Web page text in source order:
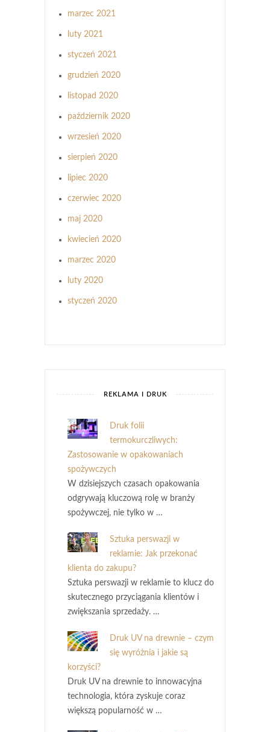
marzec 2021
luty 2021
styczeń 2021
grudzień 2020
listopad 2020
październik 2020
wrzesień 2020
sierpień 2020
lipiec 2020
czerwiec 2020
maj 2020
kwiecień 2020
marzec 2020
luty 2020
styczeń 2020
REKLAMA I DRUK
Druk folii
termokurczliwych:
Zastosowanie w opakowaniach
spożywczych
W dzisiejszych czasach opakowania
odgrywają kluczową rolę w branży
spożywczej, nie tylko w …
Sztuka perswazji w
reklamie: Jak przekonać
klienta do zakupu?
Sztuka perswazji w reklamie to klucz do
skutecznego przyciągania klientów i
zwiększania sprzedaży. …
Druk UV na drewnie – czym
się wyróżnia i jakie są
korzyści?
Druk UV na drewnie to innowacyjna
technologia, która zyskuje coraz
większą popularność w …